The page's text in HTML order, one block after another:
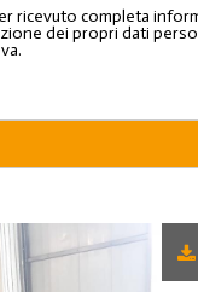
ricevuto completa
dei propri dati